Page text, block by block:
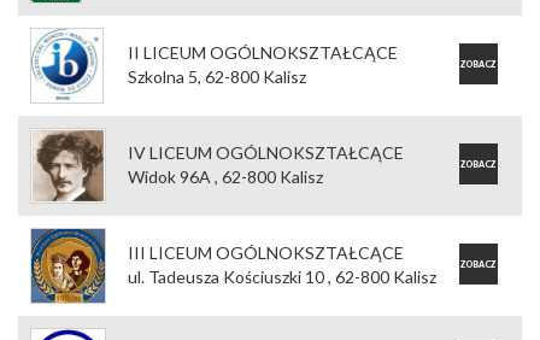
II LICEUM OGÓLNOKSZTAŁCĄCE
Szkolna 5, 62-800 Kalisz
ZOBACZ
IV LICEUM OGÓLNOKSZTAŁCĄCE
Widok 96A , 62-800 Kalisz
ZOBACZ
III LICEUM OGÓLNOKSZTAŁCĄCE
ul. Tadeusza Kościuszki 10 , 62-800 Kalisz
ZOBACZ